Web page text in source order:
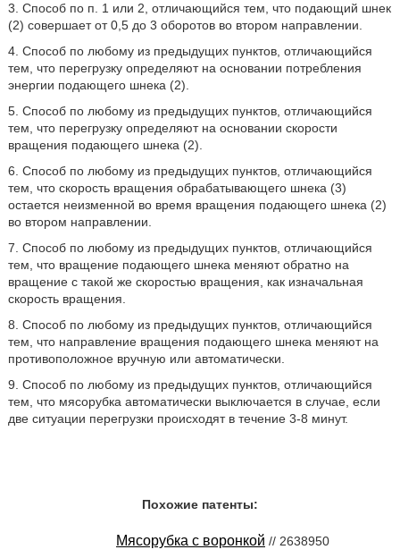
3. Способ по п. 1 или 2, отличающийся тем, что подающий шнек
(2) совершает от 0,5 до 3 оборотов во втором направлении.
4. Способ по любому из предыдущих пунктов, отличающийся
тем, что перегрузку определяют на основании потребления
энергии подающего шнека (2).
5. Способ по любому из предыдущих пунктов, отличающийся
тем, что перегрузку определяют на основании скорости
вращения подающего шнека (2).
6. Способ по любому из предыдущих пунктов, отличающийся
тем, что скорость вращения обрабатывающего шнека (3)
остается неизменной во время вращения подающего шнека (2)
во втором направлении.
7. Способ по любому из предыдущих пунктов, отличающийся
тем, что вращение подающего шнека меняют обратно на
вращение с такой же скоростью вращения, как изначальная
скорость вращения.
8. Способ по любому из предыдущих пунктов, отличающийся
тем, что направление вращения подающего шнека меняют на
противоположное вручную или автоматически.
9. Способ по любому из предыдущих пунктов, отличающийся
тем, что мясорубка автоматически выключается в случае, если
две ситуации перегрузки происходят в течение 3-8 минут.
Похожие патенты:
Мясорубка с воронкой // 2638950